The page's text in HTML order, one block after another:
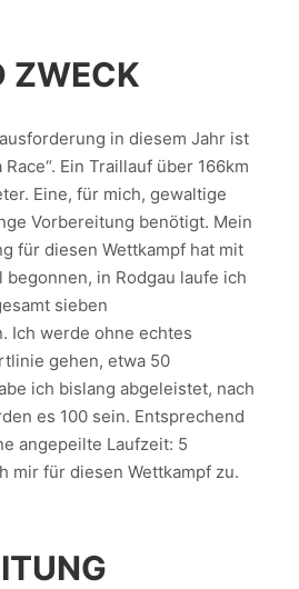
ZWECK
in diesem Jahr ist
Ein Traillauf über 166km
Eine, für mich, gewaltige
Vorbereitung benötigt. Mein
für diesen Wettkampf hat mit
in Rodgau laufe ich
sieben
Ich werde ohne echtes
gehen, etwa 50
ich bislang abgeleistet, nach
es 100 sein. Entsprechend
angepeilte Laufzeit: 5
mir für diesen Wettkampf zu.